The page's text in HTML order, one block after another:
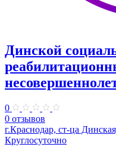
Динской
0
0 отзывов
г.Краснодар, ст-ца
Круглосуточно